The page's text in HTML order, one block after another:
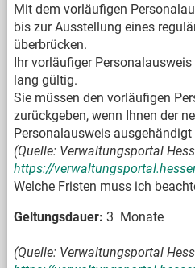
Mit dem vorläufigen
bis zur Ausstellung eines
überbrücken.
Ihr vorläufiger
lang gültig.
Sie müssen den vorläufigen
zurückgeben, wenn Ihnen der
Personalausweis ausgehändigt
(Quelle: Verwaltungsportal
https://
Welche Fristen muss ich
Geltungsdauer: 3 Monate
(Quelle: Verwaltungsportal